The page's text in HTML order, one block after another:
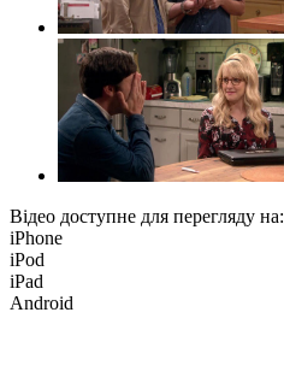
Відео доступне для перегляду на:
iPhone
iPod
iPad
Android